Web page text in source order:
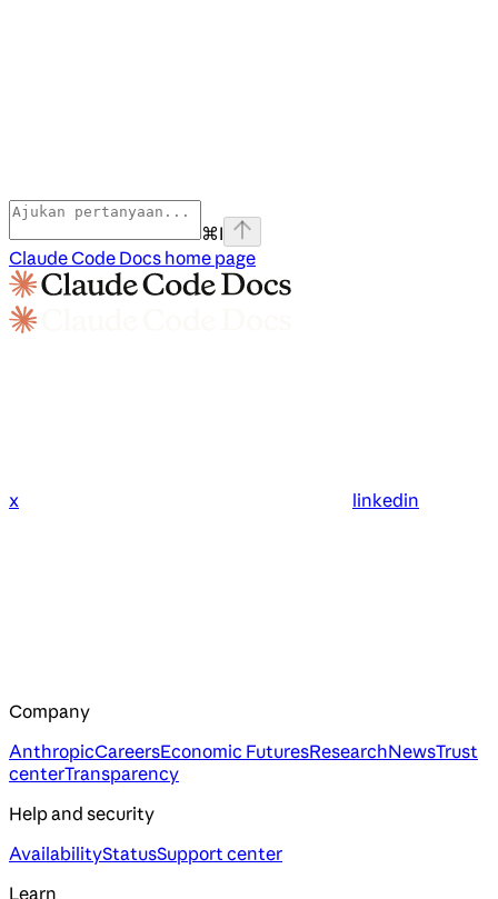
⌘I
Claude Code Docs home page
x linkedin
Company
AnthropicCareersEconomic FuturesResearchNewsTrust
centerTransparency
Help and security
AvailabilityStatusSupport center
Learn